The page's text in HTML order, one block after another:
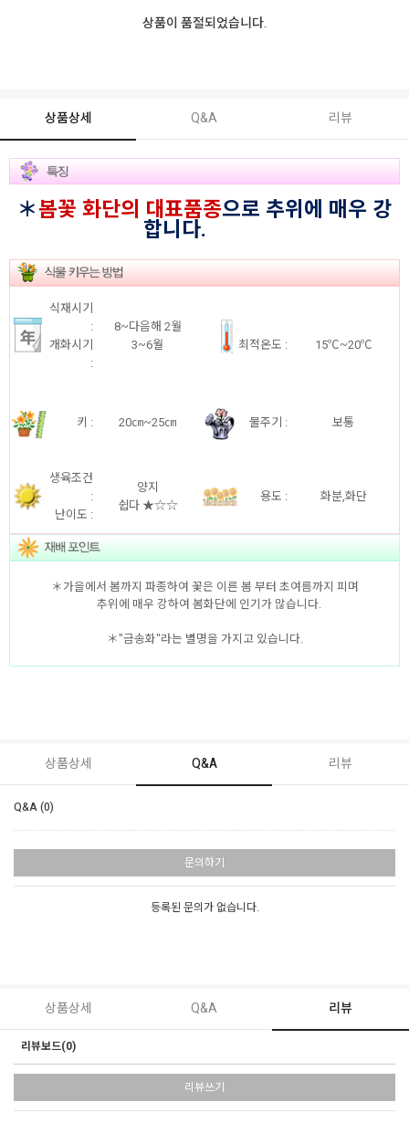
상품이 품절되었습니다.
상품상세 Q&A 리뷰
＊봄꽃 화단의 대표품종으로 추위에 매우 강
합니다.
식재시기
:
개화시기
:
8~다음해 2월
3~6월
최적온도 : 15℃~20℃
키 : 20㎝~25㎝ 물주기 : 보통
생육조건
:
난이도 :
양지
쉽다 ★☆☆
용도 : 화분,화단
＊가을에서 봄까지 파종하여 꽃은 이른 봄 부터 초여름까지 피며
추위에 매우 강하여 봄화단에 인기가 많습니다.
＊"금송화"라는 별명을 가지고 있습니다.
상품상세 Q&A 리뷰
Q&A (0)
문의하기
등록된 문의가 없습니다.
상품상세 Q&A 리뷰
리뷰보드(0)
리뷰쓰기